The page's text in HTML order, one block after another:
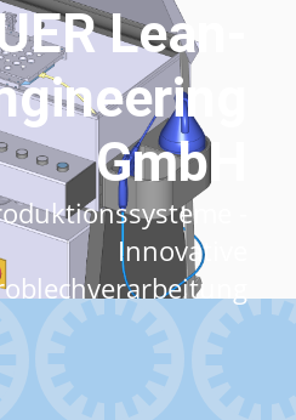
Lean-
GmbH
-
Innovative